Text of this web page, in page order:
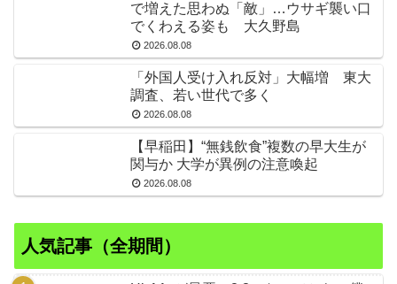
で増えた思わぬ「敵」…ウサギ襲い口
でくわえる姿も 大久野島
2026.08.08
「外国人受け入れ反対」大幅増 東大
調査、若い世代で多く
2026.08.08
【早稲田】“無銭飲食”複数の早大生が
関与か 大学が異例の注意喚起
2026.08.08
人気記事（全期間）